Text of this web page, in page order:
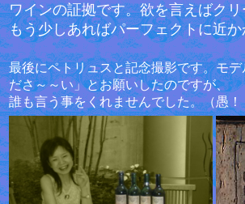
ワインの証拠です。欲を言えばク
もう少しあればパーフェクトに近
最後にペトリュスと記念撮影です。モ
ださ～～い」とお願いしたのですが、
誰も言う事をくれませんでした。（愚！